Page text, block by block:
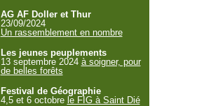
AG AF Doller et Thur
23/09/2024
Un rassemblement en nombre
Les jeunes peuplements
13 septembre 2024 à soigner, pour
de belles forêts
Festival de Géographie
4,5 et 6 octobre le FIG à Saint Dié